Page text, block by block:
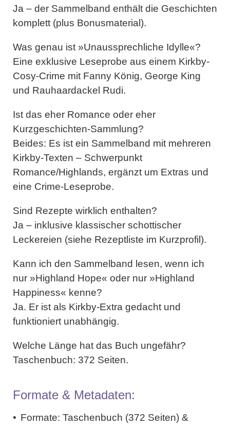
Ja – der Sammelband enthält die Geschichten
komplett (plus Bonusmaterial).
Was genau ist »Unaussprechliche Idylle«?
Eine exklusive Leseprobe aus einem Kirkby-
Cosy-Crime mit Fanny König, George King
und Rauhaardackel Rudi.
Ist das eher Romance oder eher
Kurzgeschichten-Sammlung?
Beides: Es ist ein Sammelband mit mehreren
Kirkby-Texten – Schwerpunkt
Romance/Highlands, ergänzt um Extras und
eine Crime-Leseprobe.
Sind Rezepte wirklich enthalten?
Ja – inklusive klassischer schottischer
Leckereien (siehe Rezeptliste im Kurzprofil).
Kann ich den Sammelband lesen, wenn ich
nur »Highland Hope« oder nur »Highland
Happiness« kenne?
Ja. Er ist als Kirkby-Extra gedacht und
funktioniert unabhängig.
Welche Länge hat das Buch ungefähr?
Taschenbuch: 372 Seiten.
Formate & Metadaten:
Formate: Taschenbuch (372 Seiten) &